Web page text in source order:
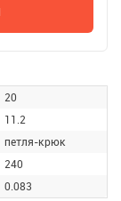
20
11.2
петля-крюк
240
0.083